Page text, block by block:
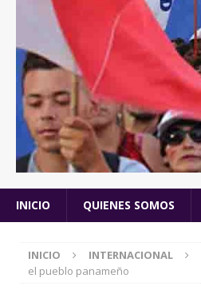
INICIO QUIENES SOMOS
INICIO INTERNACIONAL
el pueblo panameño